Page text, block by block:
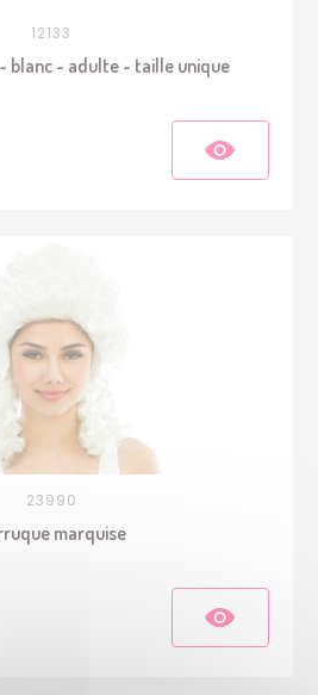
12133
blanc - adulte - taille unique
23990
marquise